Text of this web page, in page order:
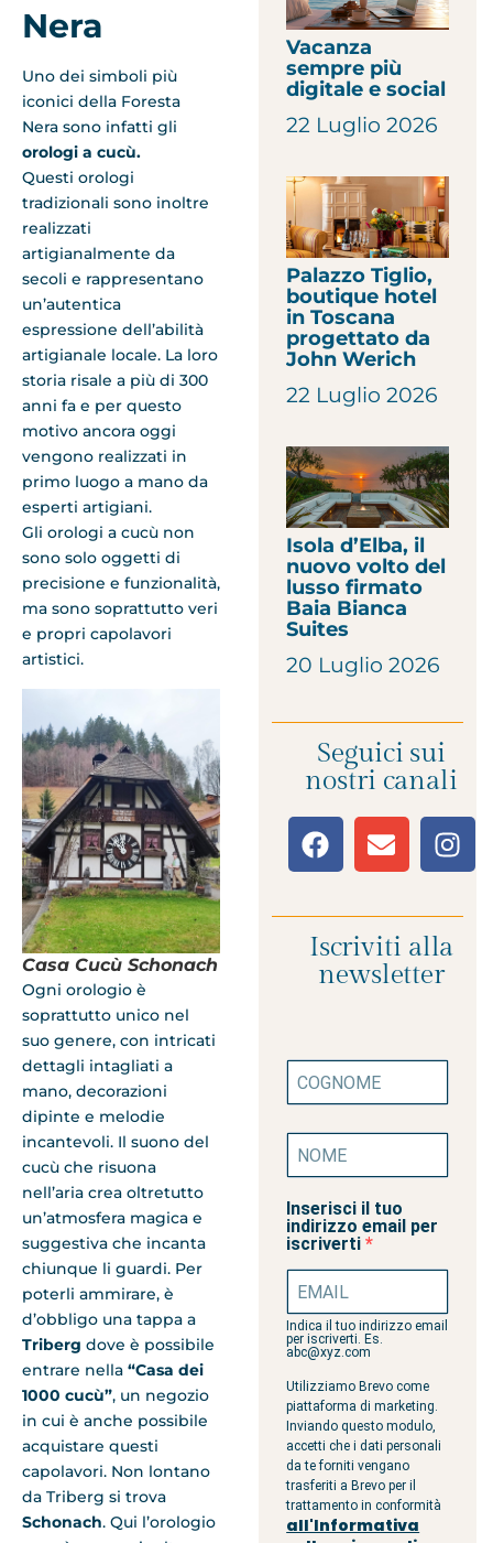
Nera
Uno dei simboli più
iconici della Foresta
Nera sono infatti gli
orologi a cucù.
Questi orologi
tradizionali sono inoltre
realizzati
artigianalmente da
secoli e rappresentano
un’autentica
espressione dell’abilità
artigianale locale. La loro
storia risale a più di 300
anni fa e per questo
motivo ancora oggi
vengono realizzati in
primo luogo a mano da
esperti artigiani.
Gli orologi a cucù non
sono solo oggetti di
precisione e funzionalità,
ma sono soprattutto veri
e propri capolavori
artistici.
Casa Cucù Schonach
Ogni orologio è
soprattutto unico nel
suo genere, con intricati
dettagli intagliati a
mano, decorazioni
dipinte e melodie
incantevoli. Il suono del
cucù che risuona
nell’aria crea oltretutto
un’atmosfera magica e
suggestiva che incanta
chiunque li guardi. Per
poterli ammirare, è
d’obbligo una tappa a
Triberg dove è possibile
entrare nella “Casa dei
1000 cucù”, un negozio
in cui è anche possibile
acquistare questi
capolavori. Non lontano
da Triberg si trova
Schonach. Qui l’orologio
Vacanza
sempre più
digitale e social
22 Luglio 2026
Palazzo Tiglio,
boutique hotel
in Toscana
progettato da
John Werich
22 Luglio 2026
Isola d’Elba, il
nuovo volto del
lusso firmato
Baia Bianca
Suites
20 Luglio 2026
Seguici sui
nostri canali
Iscriviti alla
newsletter
Inserisci il tuo
indirizzo email per
iscriverti
Indica il tuo indirizzo email
per iscriverti. Es.
abc@xyz.com
Utilizziamo Brevo come
piattaforma di marketing.
Inviando questo modulo,
accetti che i dati personali
da te forniti vengano
trasferiti a Brevo per il
trattamento in conformità
all'Informativa